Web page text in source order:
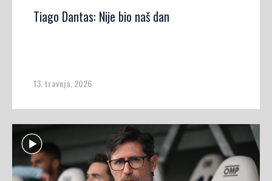
Tiago Dantas: Nije bio naš dan
13. travnja, 2026